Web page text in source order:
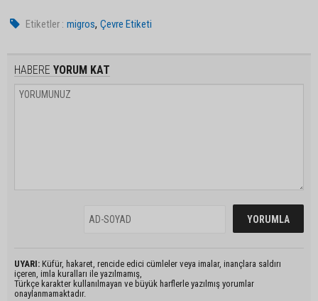
Etiketler : migros,Çevre Etiketi
HABERE YORUM KAT
UYARI: Küfür, hakaret, rencide edici cümleler veya imalar, inançlara saldırı
içeren, imla kuralları ile yazılmamış,
Türkçe karakter kullanılmayan ve büyük harflerle yazılmış yorumlar
onaylanmamaktadır.